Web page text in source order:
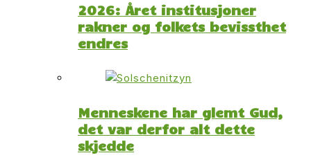
2026: Året institusjoner
rakner og folkets bevissthet
endres
Menneskene har glemt Gud,
det var derfor alt dette
skjedde